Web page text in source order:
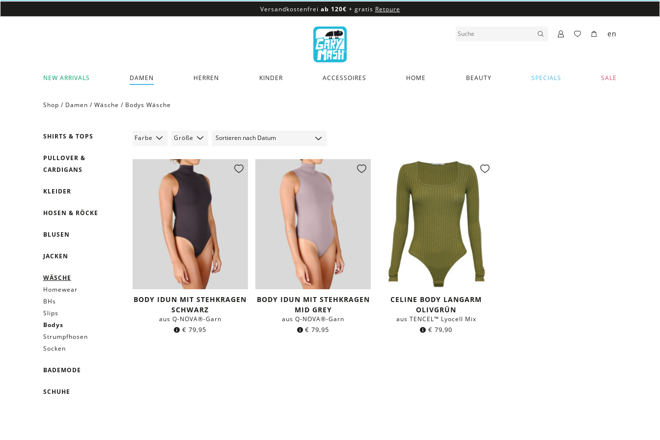
Versandkostenfrei ab 120€ + gratis Retoure
Versandkostenfreiab 120€
NEW ARRIVALS DAMEN HERREN KINDER ACCESSOIRES HOME BEAUTY SPECIALS SALE
en
Shop / Damen / Wäsche / Bodys Wäsche
SHIRTS & TOPS
PULLOVER &
CARDIGANS
KLEIDER
HOSEN & RÖCKE
BLUSEN
JACKEN
WÄSCHE
Homewear
BHs
Slips
Bodys
Strumpfhosen
Socken
BADEMODE
SCHUHE
Farbe Größe
BODY IDUN MIT STEHKRAGEN
SCHWARZ
aus Q-NOVA®-Garn
€ 79,95
BODY IDUN MIT STEHKRAGEN
MID GREY
aus Q-NOVA®-Garn
€ 79,95
CELINE BODY LANGARM
OLIVGRÜN
aus TENCEL™ Lyocell Mix
€ 79,90